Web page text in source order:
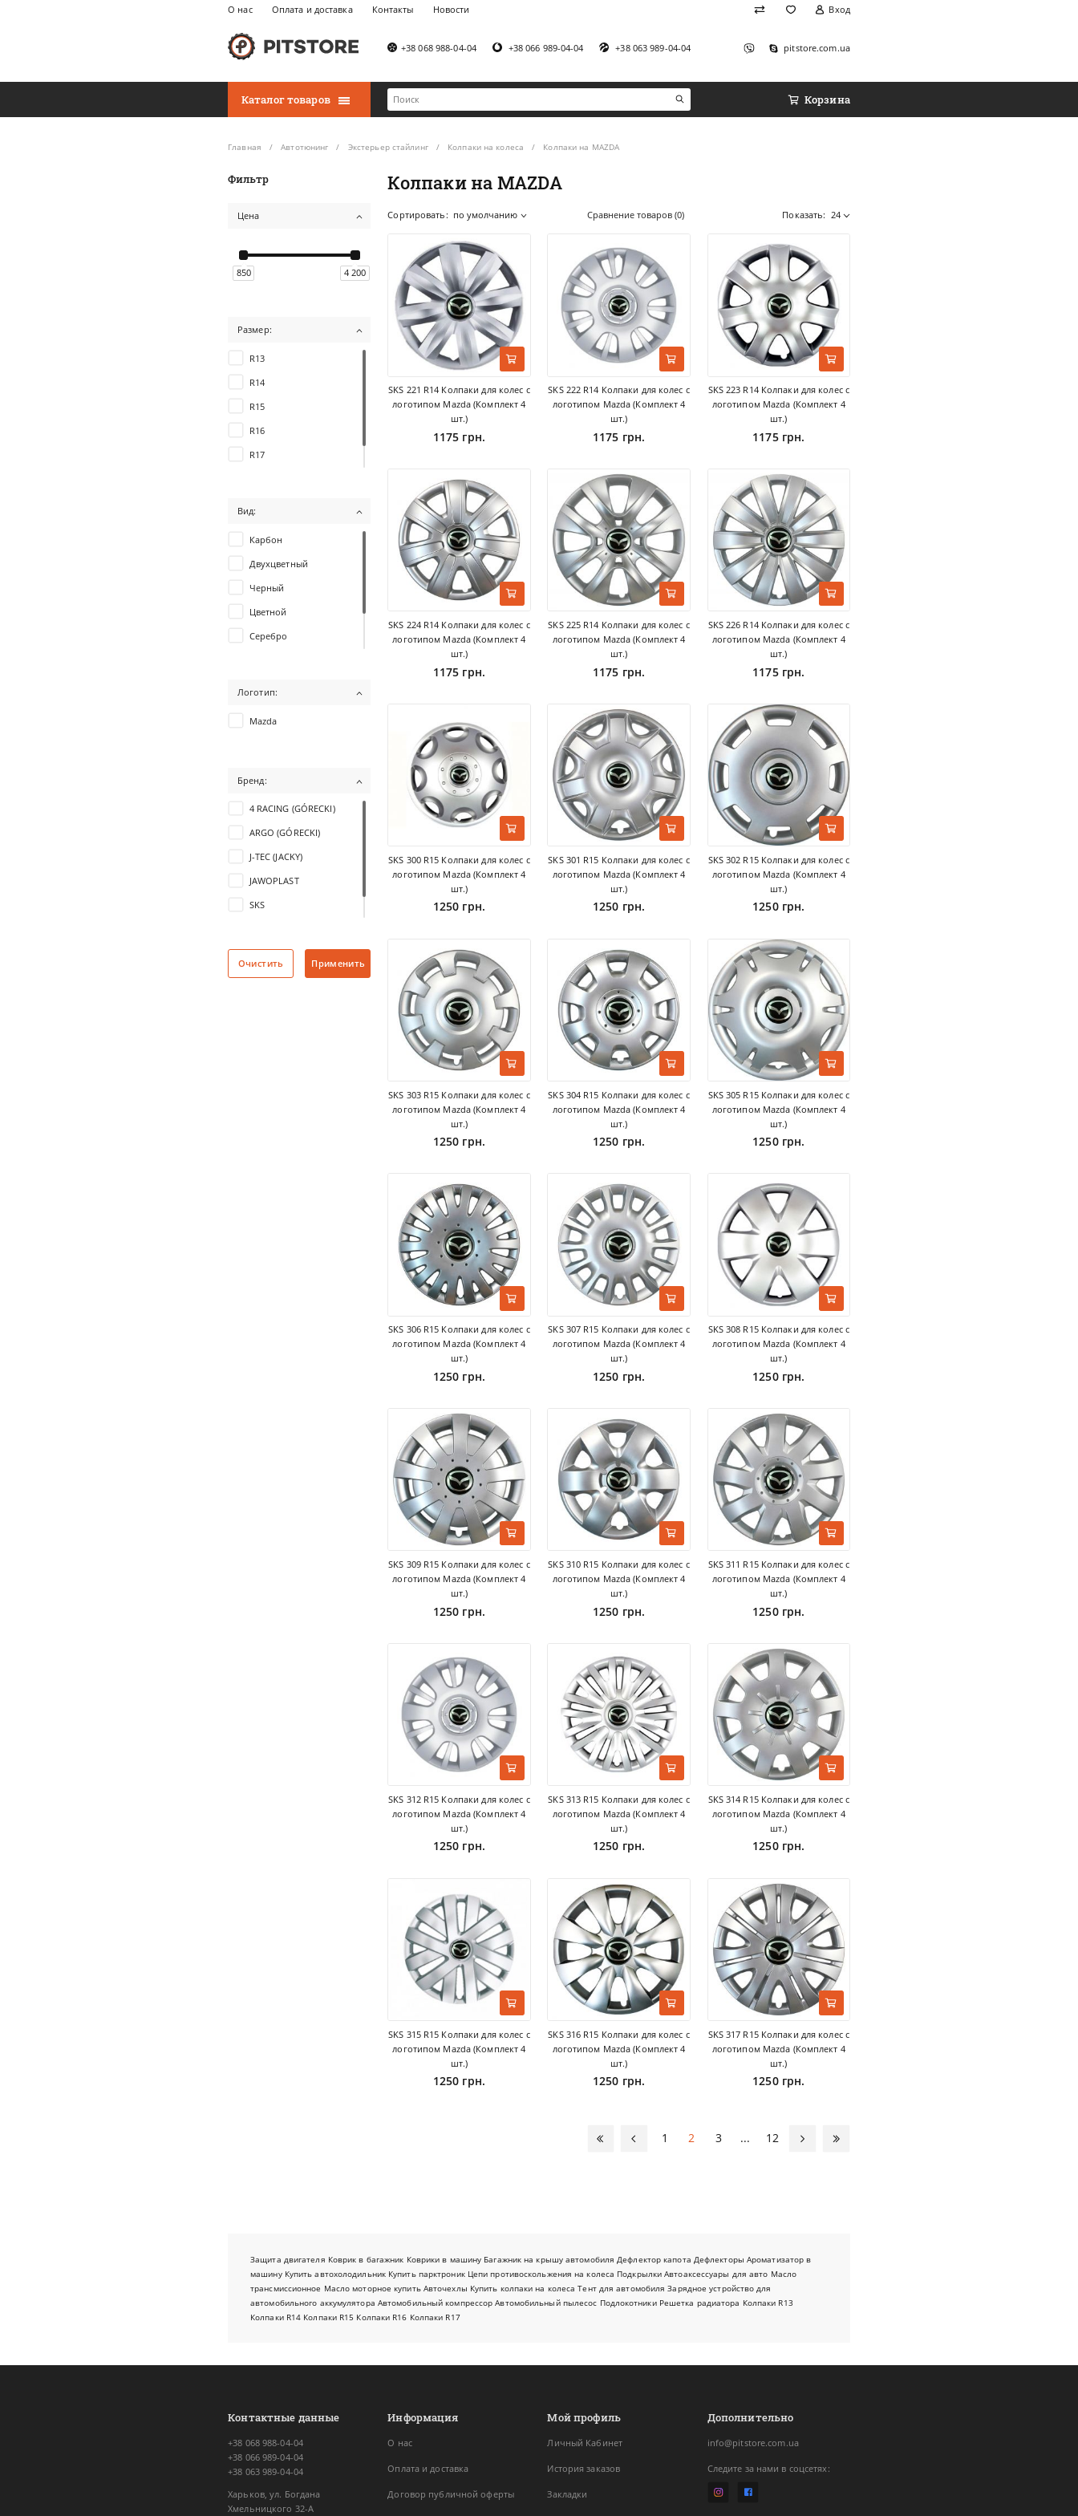
О нас Оплата и доставка Контакты Новости Вход
+38 068 988-04-04 +38 066 989-04-04 +38 063 989-04-04 pitstore.com.ua
Каталог товаров Корзина
Главная Автотюнинг Экстерьер стайлинг Колпаки на колеса Колпаки на MAZDA
Фильтр
Цена
850 4 200
Размер:
R13
R14
R15
R16
R17
Вид:
Карбон
Двухцветный
Черный
Цветной
Серебро
Логотип:
Mazda
Бренд:
4 RACING (GÓRECKI)
ARGO (GÓRECKI)
J-TEC (JACKY)
JAWOPLAST
SKS
Очистить Применить
Колпаки на MAZDA
Сортировать: по умолчанию Сравнение товаров (0) Показать: 24
SKS 221 R14 Колпаки для колес с
логотипом Mazda (Комплект 4
шт.)
1175 грн.
SKS 222 R14 Колпаки для колес с
логотипом Mazda (Комплект 4
шт.)
1175 грн.
SKS 223 R14 Колпаки для колес с
логотипом Mazda (Комплект 4
шт.)
1175 грн.
SKS 224 R14 Колпаки для колес с
логотипом Mazda (Комплект 4
шт.)
1175 грн.
SKS 225 R14 Колпаки для колес с
логотипом Mazda (Комплект 4
шт.)
1175 грн.
SKS 226 R14 Колпаки для колес с
логотипом Mazda (Комплект 4
шт.)
1175 грн.
SKS 300 R15 Колпаки для колес с
логотипом Mazda (Комплект 4
шт.)
1250 грн.
SKS 301 R15 Колпаки для колес с
логотипом Mazda (Комплект 4
шт.)
1250 грн.
SKS 302 R15 Колпаки для колес с
логотипом Mazda (Комплект 4
шт.)
1250 грн.
SKS 303 R15 Колпаки для колес с
логотипом Mazda (Комплект 4
шт.)
1250 грн.
SKS 304 R15 Колпаки для колес с
логотипом Mazda (Комплект 4
шт.)
1250 грн.
SKS 305 R15 Колпаки для колес с
логотипом Mazda (Комплект 4
шт.)
1250 грн.
SKS 306 R15 Колпаки для колес с
логотипом Mazda (Комплект 4
шт.)
1250 грн.
SKS 307 R15 Колпаки для колес с
логотипом Mazda (Комплект 4
шт.)
1250 грн.
SKS 308 R15 Колпаки для колес с
логотипом Mazda (Комплект 4
шт.)
1250 грн.
SKS 309 R15 Колпаки для колес с
логотипом Mazda (Комплект 4
шт.)
1250 грн.
SKS 310 R15 Колпаки для колес с
логотипом Mazda (Комплект 4
шт.)
1250 грн.
SKS 311 R15 Колпаки для колес с
логотипом Mazda (Комплект 4
шт.)
1250 грн.
SKS 312 R15 Колпаки для колес с
логотипом Mazda (Комплект 4
шт.)
1250 грн.
SKS 313 R15 Колпаки для колес с
логотипом Mazda (Комплект 4
шт.)
1250 грн.
SKS 314 R15 Колпаки для колес с
логотипом Mazda (Комплект 4
шт.)
1250 грн.
SKS 315 R15 Колпаки для колес с
логотипом Mazda (Комплект 4
шт.)
1250 грн.
SKS 316 R15 Колпаки для колес с
логотипом Mazda (Комплект 4
шт.)
1250 грн.
SKS 317 R15 Колпаки для колес с
логотипом Mazda (Комплект 4
шт.)
1250 грн.
1 2 3 ... 12
Защита двигателя Коврик в багажник Коврики в машину Багажник на крышу автомобиля Дефлектор капота Дефлекторы Ароматизатор в
машину Купить автохолодильник Купить парктроник Цепи противоскольжения на колеса Подкрылки Автоаксессуары для авто Масло
трансмиссионное Масло моторное купить Авточехлы Купить колпаки на колеса Тент для автомобиля Зарядное устройство для
автомобильного аккумулятора Автомобильный компрессор Автомобильный пылесос Подлокотники Решетка радиатора Колпаки R13
Колпаки R14 Колпаки R15 Колпаки R16 Колпаки R17
Контактные данные
+38 068 988-04-04
+38 066 989-04-04
+38 063 989-04-04
Харьков, ул. Богдана
Хмельницкого 32-А
Информация
О нас
Оплата и доставка
Договор публичной оферты
Мой профиль
Личный Кабинет
История заказов
Закладки
Дополнительно
info@pitstore.com.ua
Следите за нами в соцсетях: